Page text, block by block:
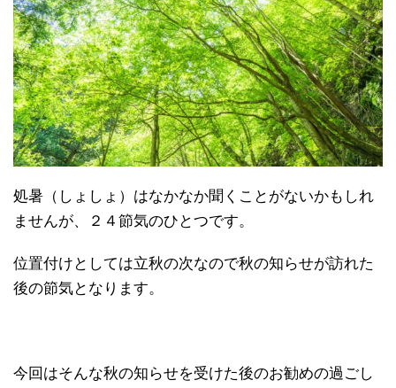
処暑（しょしょ）はなかなか聞くことがないかもしれ
ませんが、２４節気のひとつです。
位置付けとしては立秋の次なので秋の知らせが訪れた
後の節気となります。
今回はそんな秋の知らせを受けた後のお勧めの過ごし